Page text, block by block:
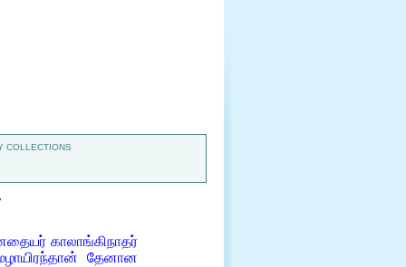
COLLECTIONS
காலாங்கிநாதர்
தேனான